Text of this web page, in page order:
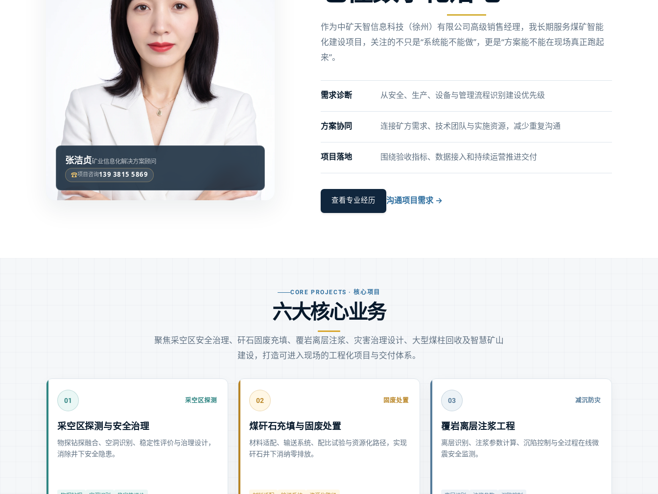
张洁贞矿业信息化解决方案顾问
☎项目咨询139 3815 5869
作为中矿天智信息科技（徐州）有限公司高级销售经理，我长期服务煤矿智能
化建设项目，关注的不只是“系统能不能做”，更是“方案能不能在现场真正跑起
来”。
需求诊断 从安全、生产、设备与管理流程识别建设优先级
方案协同 连接矿方需求、技术团队与实施资源，减少重复沟通
项目落地 围绕验收指标、数据接入和持续运营推进交付
查看专业经历 沟通项目需求 →
CORE PROJECTS · 核心项目
六大核心业务
聚焦采空区安全治理、矸石固废充填、覆岩离层注浆、灾害治理设计、大型煤柱回收及智慧矿山
建设，打造可进入现场的工程化项目与交付体系。
01 采空区探测
采空区探测与安全治理
物探钻探融合、空洞识别、稳定性评价与治理设计，
消除井下安全隐患。
02 固废处置
煤矸石充填与固废处置
材料适配、输送系统、配比试验与资源化路径，实现
矸石井下消纳零排放。
03 减沉防灾
覆岩离层注浆工程
离层识别、注浆参数计算、沉陷控制与全过程在线微
震安全监测。